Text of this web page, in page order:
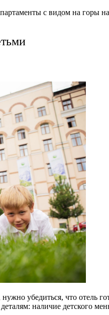
с видом на
убедиться, что отель
наличие детского